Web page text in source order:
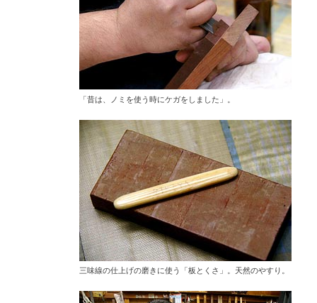
「昔は、ノミを使う時にケガをしました」。
三味線の仕上げの磨きに使う「板とくさ」。天然のやすり。